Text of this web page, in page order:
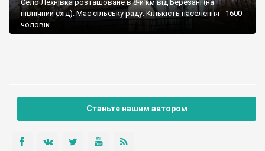
Село Лехнівка розташоване в 8-и км від Березані (на
північний схід). Має сільську раду. Кількість населення - 1600
чоловік.
Станьте нашим автором